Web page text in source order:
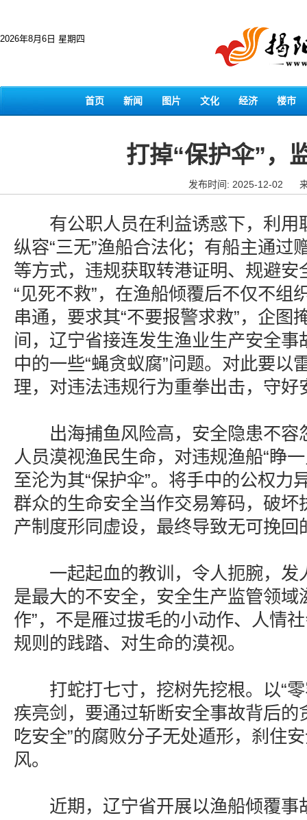
2026年8月6日 星期四
首页 新闻 图片 文化 经济 楼市
打掉“保护伞”，
发布时间: 2025-12-02
有公职人员在利益诱惑下，利用
纵容“三无”渔船合法化；有船主通过
等方式，违规获取转港证明、规避安
“见死不救”，在渔船倾覆后不仅不组
串通，要求其“不要报警求救”，企
间，辽宁省接连发生渔业生产安全事
中的一些“蝇贪蚁腐”问题。对此要以
理，对违法违规行为重拳出击，守好
出海捕鱼风险高，安全隐患不容
人员漠视渔民生命，对违规渔船“睁
至沦为其“保护伞”。将手中的公权力
群众的生命安全当作交易筹码，破坏
产制度形同虚设，最终导致无可挽回
一起起血的教训，令人扼腕，发
是最大的不安全，安全生产监管领域
作”，不是雁过拔毛的小动作、人情
规则的践踏、对生命的漠视。
打蛇打七寸，挖树先挖根。以“零
疾亮剑，要通过斩断安全事故背后的
吃安全”的腐败分子无处遁形，刹住
风。
近期，辽宁省开展以渔船倾覆事